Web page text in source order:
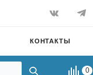
КОНТАКТЫ
0